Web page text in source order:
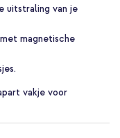
uitstraling van je
gebruik van
accessoires
uitstraling van je
magnetische
vakje voor